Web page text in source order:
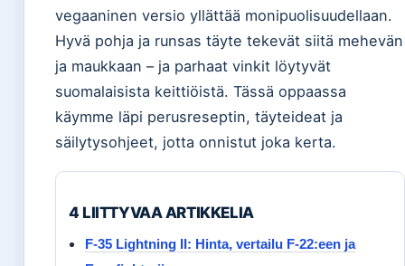
vegaaninen versio yllättää monipuolisuudellaan.
Hyvä pohja ja runsas täyte tekevät siitä mehevän
ja maukkaan – ja parhaat vinkit löytyvät
suomalaisista keittiöistä. Tässä oppaassa
käymme läpi perusreseptin, täyteideat ja
säilytysohjeet, jotta onnistut joka kerta.
4 LIITTYVAA ARTIKKELIA
F-35 Lightning II: Hinta, vertailu F-22:een ja